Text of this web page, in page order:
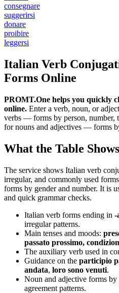
consegnare
suggerirsi
donare
proibire
leggersi
Italian Verb
Forms Online
PROMT.One helps you quickly
online. Enter a verb, noun, or
verbs — forms by person, number,
for nouns and adjectives — forms
What the Table Shows
The service shows Italian verb
irregular, and commonly used
forms by gender and number. It is
and quick grammar checks.
Italian verb forms ending in -
irregular patterns.
Main tenses and moods:
passato prossimo,
The auxiliary verb used in
Guidance on the participio
andata, loro sono venuti.
Noun and adjective forms
agreement patterns.